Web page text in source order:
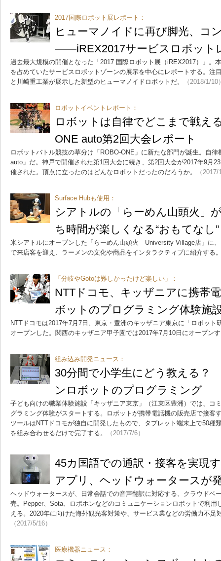
2017国際ロボット展レポート：
ヒューマノイドに再び脚光、コ
――iREX2017サービスロボット
過去最大規模の開催となった「2017 国際ロボット展（iREX2017）」。
を占めていたサービスロボットゾーンの展示を中心にレポートする。注
と川崎重工業が展示した新型のヒューマノイドロボットだ。
（2018/1/10
ロボットイベントレポート：
ロボットは自律でどこまで戦
ONE auto第2回大会レポート
ロボットバトル競技の草分け「ROBO-ONE」に新たな部門が誕生。自
auto」だ。神戸で開催された第1回大会に続き、第2回大会が2017年9月
催された。頂点に立ったのはどんなロボットだったのだろうか。
（
Surface Hubも使用：
シアトルの「らーめん山頭火」
ち時間が楽しくなる“おもてなし”
米シアトルにオープンした「らーめん山頭火 University Village店」に
で来店客を迎え、ラーメンの文化や商品をインタラクティブに紹介する
「分岐やGotoは難しかったけど楽しい」：
NTTドコモ、キッザニアに携帯
ボットのプログラミング体験施
NTTドコモは2017年7月7日、東京・豊洲のキッザニア東京に「ロボット
オープンした。関西のキッザニア甲子園では2017年7月10日にオープン
組み込み開発ニュース：
30分間で小学生にどう教える
ンロボットのプログラミング
子ども向けの職業体験施設「キッザニア東京」（江東区豊洲）では、コ
グラミング体験がスタートする。ロボットが携帯電話機の販売店で接客
ツールはNTTドコモが独自に開発したもので、タブレット端末上で50種
を組み合わせるだけで完了する。
（2017/7/6）
45カ国語での通訳・接客を実現
アプリ、ヘッドウォータースが
ヘッドウォータースが、日常会話での音声翻訳に対応する、クラウドベ
売。Pepper、Sota、ロボホンなどのコミュニケーションロボットで利用
える。2020年に向けた海外観光客対策や、サービス業などの労働力不足
（2017/5/16）
医療機器ニュース：